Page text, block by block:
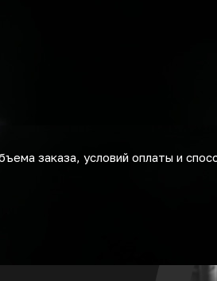
заказа, условий оплаты и